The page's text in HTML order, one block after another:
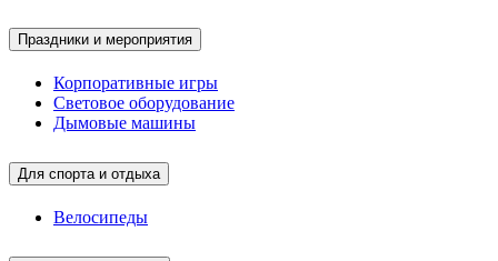
Праздники и мероприятия
Корпоративные игры
Световое оборудование
Дымовые машины
Для спорта и отдыха
Велосипеды